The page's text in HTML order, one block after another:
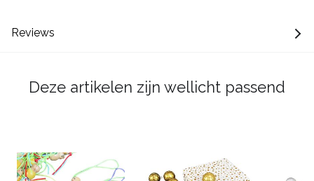
Reviews
Deze artikelen zijn wellicht passend